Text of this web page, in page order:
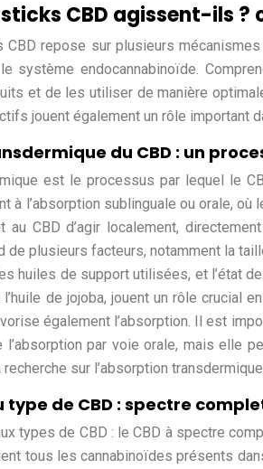
CBD agissent-ils
CBD repose sur plusieurs
système endocannabinoïde.
et de les utiliser de manière
jouent également un rôle important
du CBD : un
est le processus par lequel le
à l’absorption sublinguale ou orale,
au CBD d’agir localement,
de plusieurs facteurs, notamment la
huiles de support utilisées, et l’état
de jojoba, jouent un rôle crucial
également l’absorption. Il est
l’absorption par voie orale, mais elle
sur l’absorption
type de CBD : spectre
types de CBD : le CBD à spectre
tous les cannabinoïdes présents